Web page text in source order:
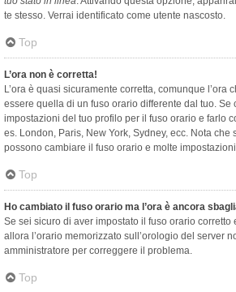
te stesso. Verrai identificato come utente nascosto.
Top
L’ora non è corretta!
L’ora è quasi sicuramente corretta, comunque l’ora
essere quella di un fuso orario differente dal tuo. Se
impostazioni del tuo profilo per il fuso orario e farlo
es. London, Paris, New York, Sydney, ecc. Nota che
possono cambiare il fuso orario e molte
Top
Ho cambiato il fuso orario ma l’ora è ancora
Se sei sicuro di aver impostato il fuso orario corretto
allora l’orario memorizzato sull’orologio del server
amministratore per correggere il problema.
Top